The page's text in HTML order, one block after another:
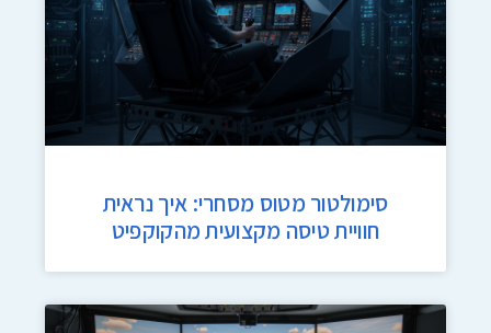
סימולטור מטוס מסחרי: איך נראית
חוויית טיסה מקצועית מהקוקפיט